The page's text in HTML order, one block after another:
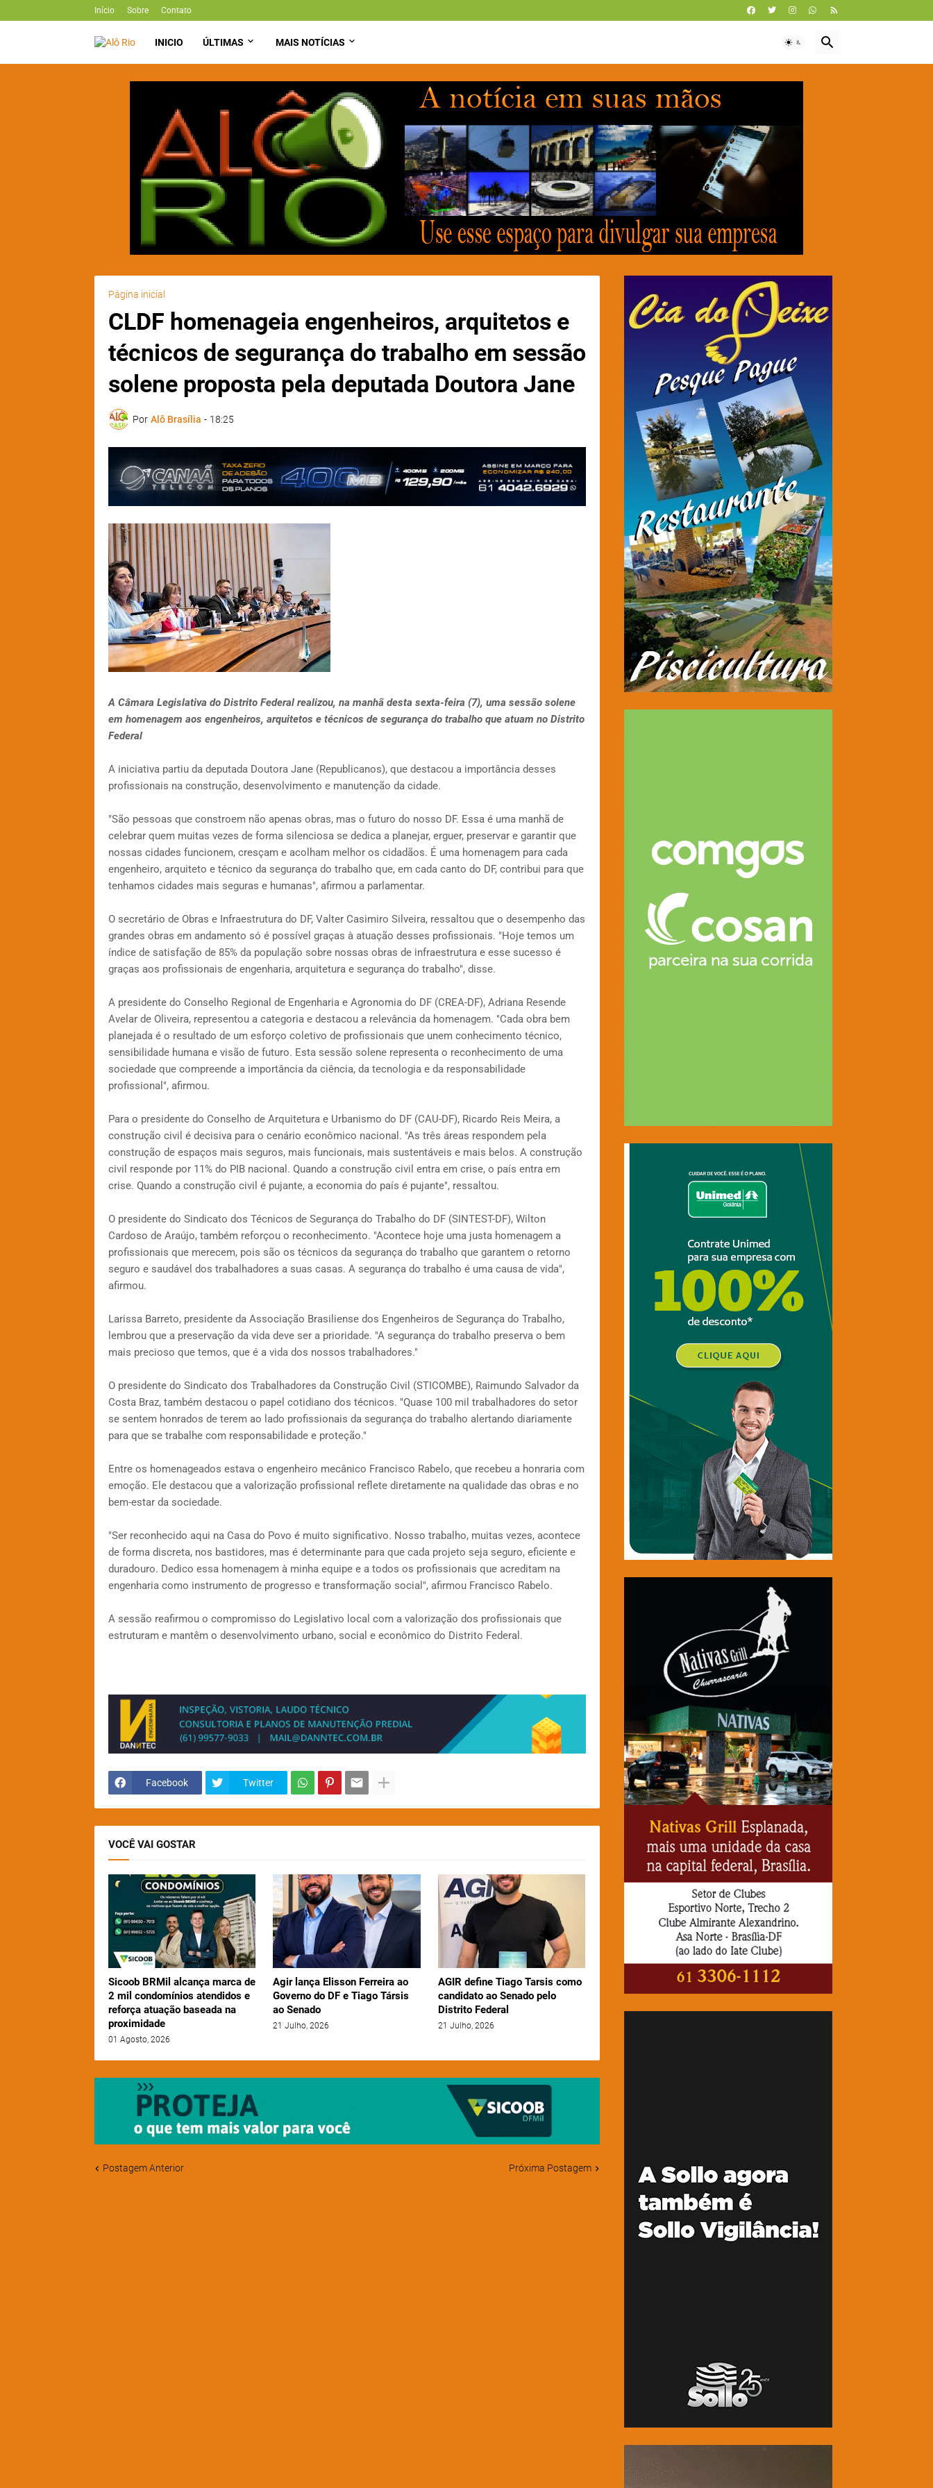
Início Sobre Contato
INICIO ÚLTIMAS MAIS NOTÍCIAS
Página inicial
CLDF homenageia engenheiros, arquitetos e
técnicos de segurança do trabalho em sessão
solene proposta pela deputada Doutora Jane
Por Alô Brasília - 18:25
A Câmara Legislativa do Distrito Federal realizou, na manhã desta sexta-feira (7), uma sessão solene
em homenagem aos engenheiros, arquitetos e técnicos de segurança do trabalho que atuam no Distrito
Federal
A iniciativa partiu da deputada Doutora Jane (Republicanos), que destacou a importância desses
profissionais na construção, desenvolvimento e manutenção da cidade.
"São pessoas que constroem não apenas obras, mas o futuro do nosso DF. Essa é uma manhã de
celebrar quem muitas vezes de forma silenciosa se dedica a planejar, erguer, preservar e garantir que
nossas cidades funcionem, cresçam e acolham melhor os cidadãos. É uma homenagem para cada
engenheiro, arquiteto e técnico da segurança do trabalho que, em cada canto do DF, contribui para que
tenhamos cidades mais seguras e humanas", afirmou a parlamentar.
O secretário de Obras e Infraestrutura do DF, Valter Casimiro Silveira, ressaltou que o desempenho das
grandes obras em andamento só é possível graças à atuação desses profissionais. "Hoje temos um
índice de satisfação de 85% da população sobre nossas obras de infraestrutura e esse sucesso é
graças aos profissionais de engenharia, arquitetura e segurança do trabalho", disse.
A presidente do Conselho Regional de Engenharia e Agronomia do DF (CREA-DF), Adriana Resende
Avelar de Oliveira, representou a categoria e destacou a relevância da homenagem. "Cada obra bem
planejada é o resultado de um esforço coletivo de profissionais que unem conhecimento técnico,
sensibilidade humana e visão de futuro. Esta sessão solene representa o reconhecimento de uma
sociedade que compreende a importância da ciência, da tecnologia e da responsabilidade
profissional", afirmou.
Para o presidente do Conselho de Arquitetura e Urbanismo do DF (CAU-DF), Ricardo Reis Meira, a
construção civil é decisiva para o cenário econômico nacional. "As três áreas respondem pela
construção de espaços mais seguros, mais funcionais, mais sustentáveis e mais belos. A construção
civil responde por 11% do PIB nacional. Quando a construção civil entra em crise, o país entra em
crise. Quando a construção civil é pujante, a economia do país é pujante", ressaltou.
O presidente do Sindicato dos Técnicos de Segurança do Trabalho do DF (SINTEST-DF), Wilton
Cardoso de Araújo, também reforçou o reconhecimento. "Acontece hoje uma justa homenagem a
profissionais que merecem, pois são os técnicos da segurança do trabalho que garantem o retorno
seguro e saudável dos trabalhadores a suas casas. A segurança do trabalho é uma causa de vida",
afirmou.
Larissa Barreto, presidente da Associação Brasiliense dos Engenheiros de Segurança do Trabalho,
lembrou que a preservação da vida deve ser a prioridade. "A segurança do trabalho preserva o bem
mais precioso que temos, que é a vida dos nossos trabalhadores."
O presidente do Sindicato dos Trabalhadores da Construção Civil (STICOMBE), Raimundo Salvador da
Costa Braz, também destacou o papel cotidiano dos técnicos. "Quase 100 mil trabalhadores do setor
se sentem honrados de terem ao lado profissionais da segurança do trabalho alertando diariamente
para que se trabalhe com responsabilidade e proteção."
Entre os homenageados estava o engenheiro mecânico Francisco Rabelo, que recebeu a honraria com
emoção. Ele destacou que a valorização profissional reflete diretamente na qualidade das obras e no
bem-estar da sociedade.
"Ser reconhecido aqui na Casa do Povo é muito significativo. Nosso trabalho, muitas vezes, acontece
de forma discreta, nos bastidores, mas é determinante para que cada projeto seja seguro, eficiente e
duradouro. Dedico essa homenagem à minha equipe e a todos os profissionais que acreditam na
engenharia como instrumento de progresso e transformação social", afirmou Francisco Rabelo.
A sessão reafirmou o compromisso do Legislativo local com a valorização dos profissionais que
estruturam e mantêm o desenvolvimento urbano, social e econômico do Distrito Federal.
Facebook Twitter
VOCÊ VAI GOSTAR
Sicoob BRMil alcança marca de
2 mil condomínios atendidos e
reforça atuação baseada na
proximidade
01 Agosto, 2026
Agir lança Elisson Ferreira ao
Governo do DF e Tiago Társis
ao Senado
21 Julho, 2026
AGIR define Tiago Tarsis como
candidato ao Senado pelo
Distrito Federal
21 Julho, 2026
Postagem Anterior Próxima Postagem